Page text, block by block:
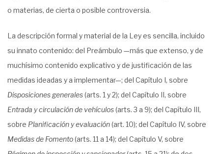
o materias, de cierta o posible controversia.
La descripción formal y material de la Ley es sencilla, incluido
su innato contenido: del Preámbulo —más que extenso, y de
muchísimo contenido explicativo y de justificación de las
medidas ideadas y a implementar—; del Capítulo I, sobre
Disposiciones generales(arts. 1 y 2); del Capítulo II, sobre
Entrada y circulación de vehículos(arts. 3 a 9); del Capítulo III,
sobre Planificación y evaluación(art. 10); del Capítulo IV, sobre
Medidas de Fomento(arts. 11 a 14); del Capítulo V, sobre